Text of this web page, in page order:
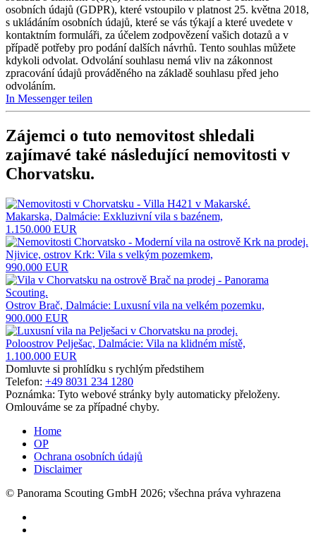
osobních údajů (GDPR), které vstoupilo v platnost 25. května 2018,
s ukládáním osobních údajů, které se vás týkají a které uvedete v
kontaktním formuláři, za účelem zodpovězení vašich dotazů a v
případě potřeby pro podání dalších návrhů. Tento souhlas můžete
kdykoli odvolat. Odvolání souhlasu nemá vliv na zákonnost
zpracování údajů prováděného na základě souhlasu před jeho
odvoláním.
In Messenger teilen
Zájemci o tuto nemovitost shledali
zajímavé také následující nemovitosti v
Chorvatsku.
Makarska, Dalmácie: Exkluzivní vila s bazénem,
1.150.000 EUR
Njivice, ostrov Krk: Vila s velkým pozemkem,
990.000 EUR
Ostrov Brač, Dalmácie: Luxusní vila na velkém pozemku,
900.000 EUR
Poloostrov Pelješac, Dalmácie: Vila na klidném místě,
1.100.000 EUR
Domluvte si prohlídku s rychlým předstihem
Telefon: +49 8031 234 1280
Poznámka: Tyto webové stránky byly automaticky přeloženy.
Omlouváme se za případné chyby.
Home
OP
Ochrana osobních údajů
Disclaimer
© Panorama Scouting GmbH 2026; všechna práva vyhrazena